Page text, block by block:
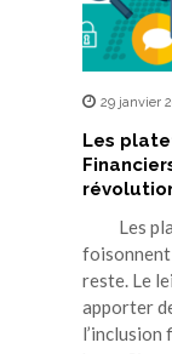
29 janvier
Les
Les
foisonnent
reste. Le
apporter
l’inclusion